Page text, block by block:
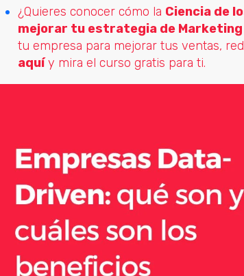
¿Quieres conocer cómo la Ciencia de
mejorar tu estrategia de Marketing
tu empresa para mejorar tus ventas,
aquíy mira el curso gratis para ti.